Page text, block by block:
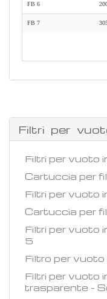
FB 6
FB 7
Filtri per
Filtri per vuoto
Cartuccia per
Filtri per vuoto
Cartuccia per
Filtri per vuoto
5
Filtro per vuoto
Filtri per vuoto
trasparente -